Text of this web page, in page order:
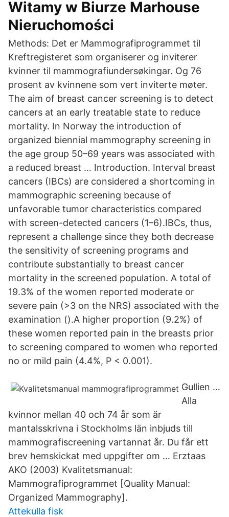
Witamy w Biurze Marhouse
Nieruchomości
Methods: Det er Mammografiprogrammet til
Kreftregisteret som organiserer og inviterer
kvinner til mammografiundersøkingar. Og 76
prosent av kvinnene som vert inviterte møter.
The aim of breast cancer screening is to detect
cancers at an early treatable state to reduce
mortality. In Norway the introduction of
organized biennial mammography screening in
the age group 50–69 years was associated with
a reduced breast … Introduction. Interval breast
cancers (IBCs) are considered a shortcoming in
mammographic screening because of
unfavorable tumor characteristics compared
with screen-detected cancers (1–6).IBCs, thus,
represent a challenge since they both decrease
the sensitivity of screening programs and
contribute substantially to breast cancer
mortality in the screened population. A total of
19.3% of the women reported moderate or
severe pain (>3 on the NRS) associated with the
examination ().A higher proportion (9.2%) of
these women reported pain in the breasts prior
to screening compared to women who reported
no or mild pain (4.4%, P < 0.001).
Gullien …
Alla
kvinnor mellan 40 och 74 år som är
mantalsskrivna i Stockholms län inbjuds till
mammografiscreening vartannat år. Du får ett
brev hemskickat med uppgifter om … Erztaas
AKO (2003) Kvalitetsmanual:
Mammografiprogrammet [Quality Manual:
Organized Mammography].
Attekulla fisk